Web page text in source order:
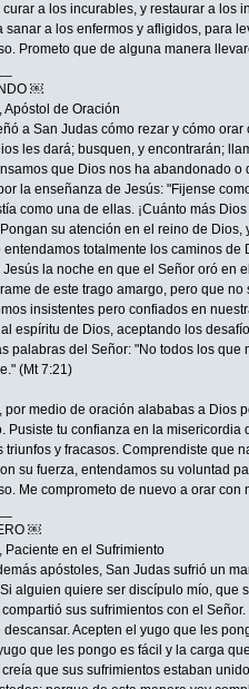
a los incurables, y restaurar a los
sanar a los enfermos y afligidos, para
Prometo que de alguna manera
￼
Apóstol de Oración
a San Judas cómo rezar y cómo
les dará; busquen, y encontrarán;
que Dios nos ha abandonado
la enseñanza de Jesús: "Fijense
como una de ellas. ¡Cuánto más
su atención en el reino de
entendamos totalmente los caminos
la noche en que el Señor oró en
de este trago amargo, pero que
insistentes pero confiados en
espíritu de Dios, aceptando los
palabras del Señor: "No todos los
(Mt 7:21)
por medio de oración alababas a Dios
Pusiste tu confianza en la
triunfos y fracasos. Comprendiste que
su fuerza, entendamos su voluntad
Me comprometo de nuevo a orar
￼
Paciente en el Sufrimiento
apóstoles, San Judas sufrió un
alguien quiere ser discípulo mío, que
sus sufrimientos con el
descansar. Acepten el yugo que les
que les pongo es fácil y la carga
que sus sufrimientos estaban